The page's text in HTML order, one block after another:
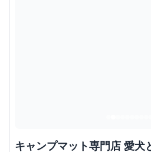
キャンプマット専門店 愛犬